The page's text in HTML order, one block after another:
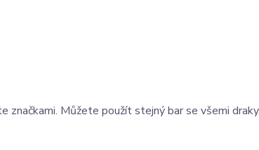
Můžete použít stejný bar se všemi draky,